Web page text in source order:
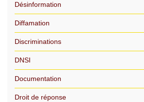
Désinformation
Diffamation
Discriminations
DNSI
Documentation
Droit de réponse